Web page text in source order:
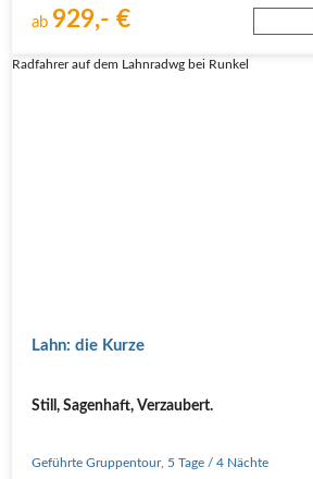
ab 929,- €
Radfahrer auf dem Lahnradwg bei Runkel
Lahn: die Kurze
Still, Sagenhaft, Verzaubert.
Geführte Gruppentour, 5 Tage / 4 Nächte